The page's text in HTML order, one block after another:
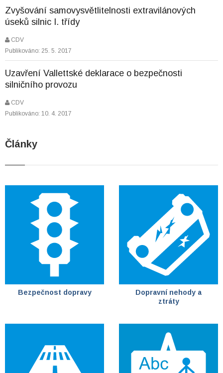
Zvyšování samovysvětlitelnosti extravilánových
úseků silnic I. třídy
CDV
Publikováno: 25. 5. 2017
Uzavření Vallettské deklarace o bezpečnosti
silničního provozu
CDV
Publikováno: 10. 4. 2017
Články
Bezpečnost dopravy
Dopravní nehody a
ztráty